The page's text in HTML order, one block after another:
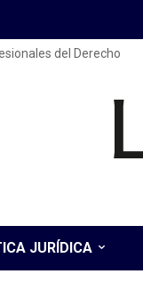
del Derecho
JURÍDICA